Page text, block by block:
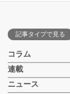
記事タイプで見る
コラム
連載
ニュース